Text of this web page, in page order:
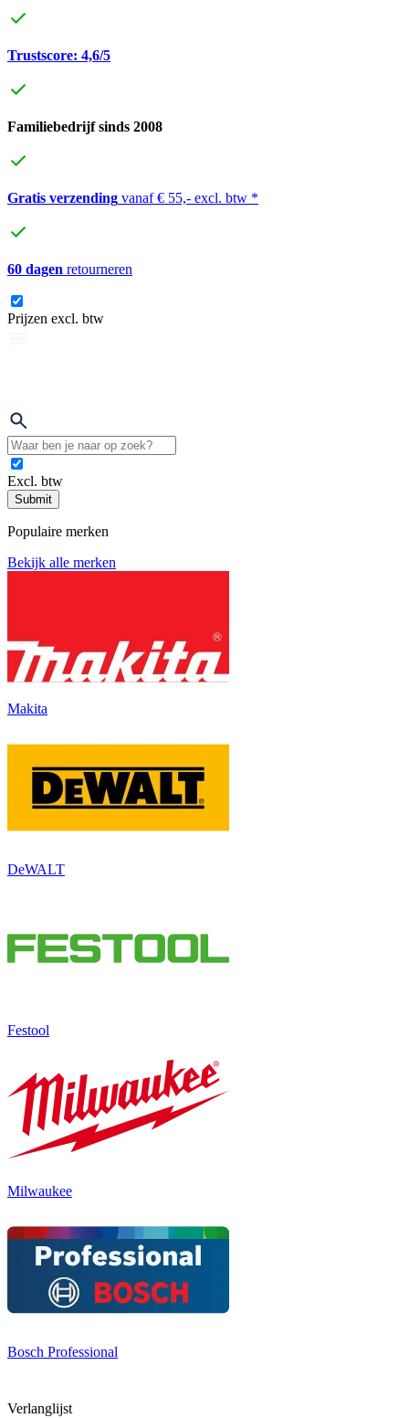
Trustscore: 4,6/5
Familiebedrijf sinds 2008
Gratis verzending vanaf € 55,- excl. btw *
60 dagen retourneren
Prijzen excl. btw
Excl. btw
Submit
Populaire merken
Bekijk alle merken
Makita
DeWALT
Festool
Milwaukee
Bosch Professional
Verlanglijst